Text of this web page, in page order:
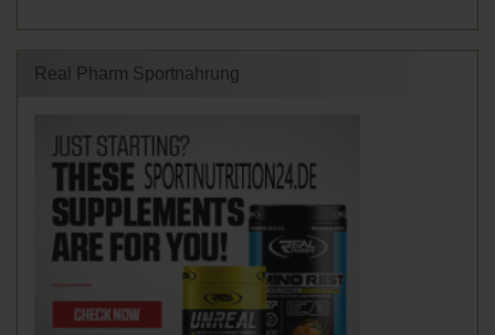
Real Pharm Sportnahrung